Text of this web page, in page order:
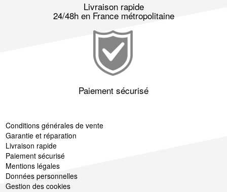
Livraison rapide
24/48h en France métropolitaine
Paiement sécurisé
Conditions générales de vente
Garantie et réparation
Livraison rapide
Paiement sécurisé
Mentions légales
Données personnelles
Gestion des cookies